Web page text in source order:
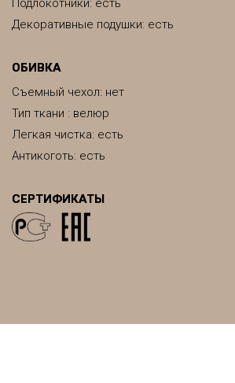
Подлокотники: есть
Декоративные подушки: есть
ОБИВКА
Съемный чехол: нет
Тип ткани : велюр
Легкая чистка: есть
Антикоготь: есть
СЕРТИФИКАТЫ